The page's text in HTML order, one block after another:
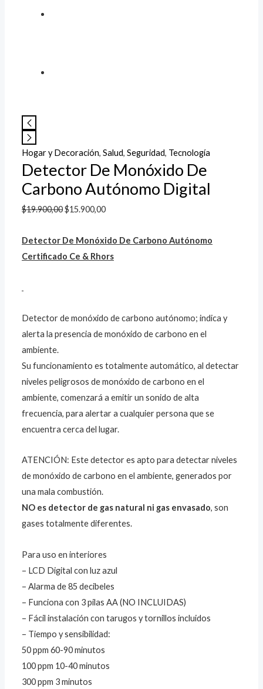
Hogar y Decoración,Salud,Seguridad, Tecnología
Detector De Monóxido De
Carbono Autónomo Digital
$19.900,00$15.900,00
Detector De Monóxido De Carbono Autónomo
Certificado Ce & Rhors
Detector de monóxido de carbono autónomo; indica y
alerta la presencia de monóxido de carbono en el
ambiente.
Su funcionamiento es totalmente automático, al detectar
niveles peligrosos de monóxido de carbono en el
ambiente, comenzará a emitir un sonido de alta
frecuencia, para alertar a cualquier persona que se
encuentra cerca del lugar.
ATENCIÓN: Este detector es apto para detectar niveles
de monóxido de carbono en el ambiente, generados por
una mala combustión.
NO es detector de gas natural ni gas envasado, son
gases totalmente diferentes.
Para uso en interiores
– LCD Digital con luz azul
– Alarma de 85 decibeles
– Funciona con 3 pilas AA (NO INCLUIDAS)
– Fácil instalación con tarugos y tornillos incluidos
– Tiempo y sensibilidad:
50 ppm 60-90 minutos
100 ppm 10-40 minutos
300 ppm 3 minutos